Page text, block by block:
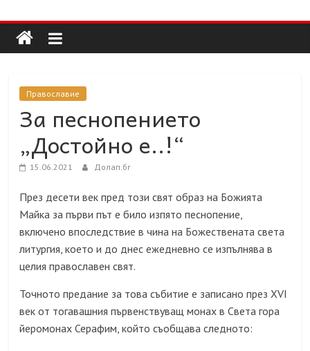
to
content
Долап
БГ
култура|
пътешествия|
мода|
събития|
кухня|
реклама|
минало|
Православие
За песнопението
„Достойно е..!“
15.06.2021 Долап.бг
През десети век пред този свят образ на Божията
Майка за първи път е било изпято песнопение,
включено впоследствие в чина на Божествената света
литургия, което и до днес ежедневно се изпълнява в
целия православен свят.
Точното предание за това събитие е записано през XVI
век от тогавашния първенствуващ монах в Света гора
йеромонах Серафим, който съобщава следното: